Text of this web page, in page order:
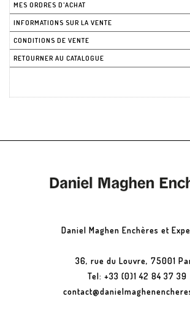
MES ORDRES D'ACHAT
INFORMATIONS SUR LA VENTE
CONDITIONS DE VENTE
RETOURNER AU CATALOGUE
Daniel Maghen Enchères et
36, rue du Louvre, 75001
Tel: +33 (0)1 42 84 37 39